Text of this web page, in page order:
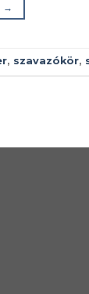
→
, szavazókör,